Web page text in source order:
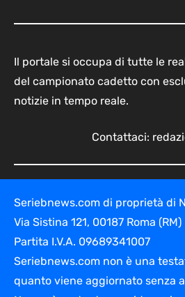
Il portale si occupa di tutte le
del campionato cadetto con
notizie in tempo reale.
Contattaci:
Seriebnews.com di proprietà di
Via Sistina 121, 00187 Roma
Partita I.V.A. 09689341007
Seriebnews.com non è una
quanto viene aggiornato senza